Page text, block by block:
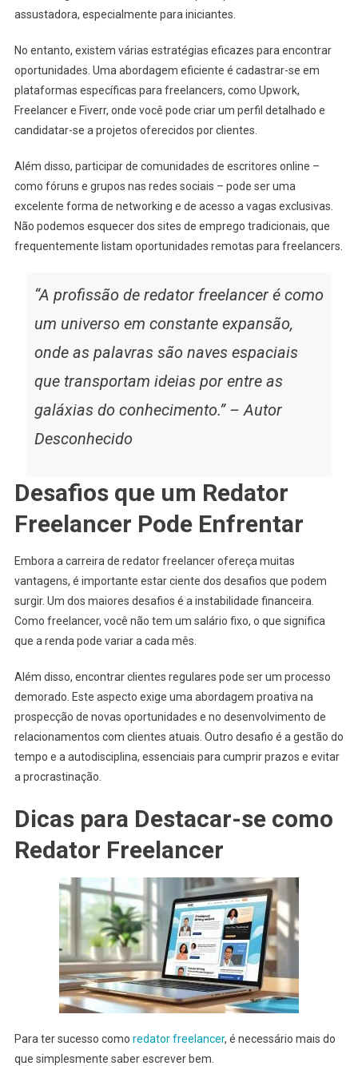
assustadora, especialmente para iniciantes.
No entanto, existem várias estratégias eficazes para encontrar
oportunidades. Uma abordagem eficiente é cadastrar-se em
plataformas específicas para freelancers, como Upwork,
Freelancer e Fiverr, onde você pode criar um perfil detalhado e
candidatar-se a projetos oferecidos por clientes.
Além disso, participar de comunidades de escritores online –
como fóruns e grupos nas redes sociais – pode ser uma
excelente forma de networking e de acesso a vagas exclusivas.
Não podemos esquecer dos sites de emprego tradicionais, que
frequentemente listam oportunidades remotas para freelancers.
“A profissão de redator freelancer é como
um universo em constante expansão,
onde as palavras são naves espaciais
que transportam ideias por entre as
galáxias do conhecimento.” – Autor
Desconhecido
Desafios que um Redator
Freelancer Pode Enfrentar
Embora a carreira de redator freelancer ofereça muitas
vantagens, é importante estar ciente dos desafios que podem
surgir. Um dos maiores desafios é a instabilidade financeira.
Como freelancer, você não tem um salário fixo, o que significa
que a renda pode variar a cada mês.
Além disso, encontrar clientes regulares pode ser um processo
demorado. Este aspecto exige uma abordagem proativa na
prospecção de novas oportunidades e no desenvolvimento de
relacionamentos com clientes atuais. Outro desafio é a gestão do
tempo e a autodisciplina, essenciais para cumprir prazos e evitar
a procrastinação.
Dicas para Destacar-se como
Redator Freelancer
Para ter sucesso como redator freelancer, é necessário mais do
que simplesmente saber escrever bem.